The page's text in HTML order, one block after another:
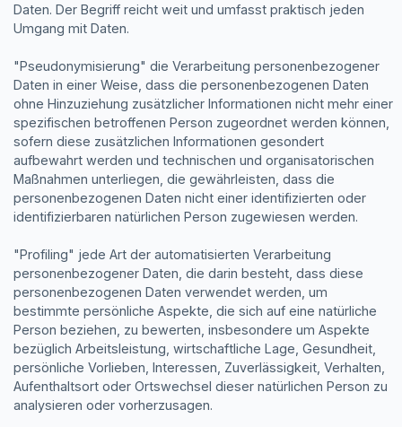
Daten. Der Begriff reicht weit und umfasst praktisch jeden
Umgang mit Daten.
"Pseudonymisierung" die Verarbeitung personenbezogener
Daten in einer Weise, dass die personenbezogenen Daten
ohne Hinzuziehung zusätzlicher Informationen nicht mehr einer
spezifischen betroffenen Person zugeordnet werden können,
sofern diese zusätzlichen Informationen gesondert
aufbewahrt werden und technischen und organisatorischen
Maßnahmen unterliegen, die gewährleisten, dass die
personenbezogenen Daten nicht einer identifizierten oder
identifizierbaren natürlichen Person zugewiesen werden.
"Profiling" jede Art der automatisierten Verarbeitung
personenbezogener Daten, die darin besteht, dass diese
personenbezogenen Daten verwendet werden, um
bestimmte persönliche Aspekte, die sich auf eine natürliche
Person beziehen, zu bewerten, insbesondere um Aspekte
bezüglich Arbeitsleistung, wirtschaftliche Lage, Gesundheit,
persönliche Vorlieben, Interessen, Zuverlässigkeit, Verhalten,
Aufenthaltsort oder Ortswechsel dieser natürlichen Person zu
analysieren oder vorherzusagen.